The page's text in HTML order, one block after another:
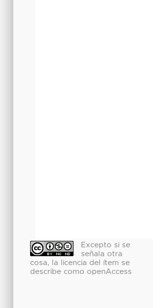
Excepto si se
señala otra
cosa, la licencia del ítem se
describe como openAccess